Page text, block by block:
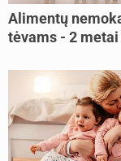
Alimentų
tėvams - 2 metai